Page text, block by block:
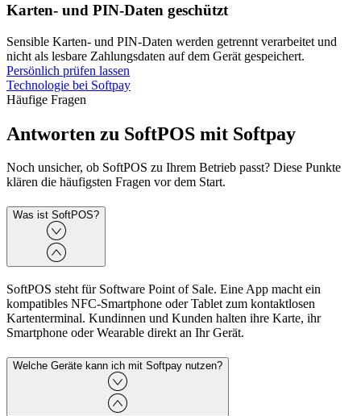
Karten- und PIN-Daten geschützt
Sensible Karten- und PIN-Daten werden getrennt verarbeitet und
nicht als lesbare Zahlungsdaten auf dem Gerät gespeichert.
Persönlich prüfen lassen
Technologie bei Softpay
Häufige Fragen
Antworten zu SoftPOS mit Softpay
Noch unsicher, ob SoftPOS zu Ihrem Betrieb passt? Diese Punkte
klären die häufigsten Fragen vor dem Start.
Was ist SoftPOS?
SoftPOS steht für Software Point of Sale. Eine App macht ein
kompatibles NFC-Smartphone oder Tablet zum kontaktlosen
Kartenterminal. Kundinnen und Kunden halten ihre Karte, ihr
Smartphone oder Wearable direkt an Ihr Gerät.
Welche Geräte kann ich mit Softpay nutzen?